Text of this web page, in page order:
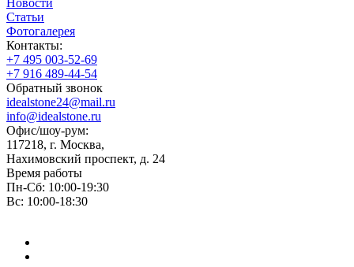
Новости
Статьи
Фотогалерея
Контакты:
+7 495 003-52-69
+7 916 489-44-54
Обратный звонок
idealstone24@mail.ru
info@idealstone.ru
Офис/шоу-рум:
117218, г. Москва,
Нахимовский проспект, д. 24
Время работы
Пн-Сб: 10:00-19:30
Вс: 10:00-18:30